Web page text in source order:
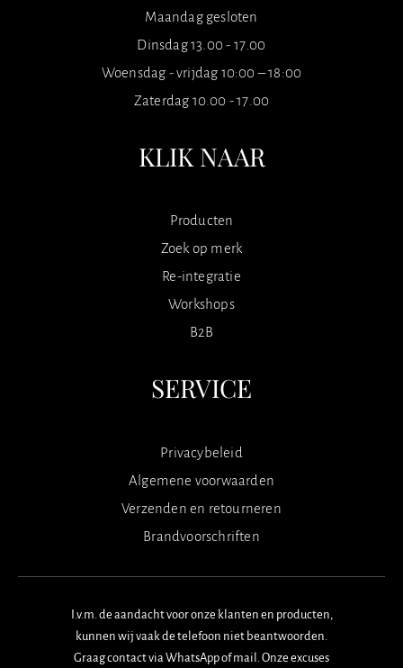
Maandag gesloten
Dinsdag 13.00 - 17.00
Woensdag - vrijdag 10:00 – 18:00
Zaterdag 10.00 - 17.00
KLIK NAAR
Producten
Zoek op merk
Re-integratie
Workshops
B2B
SERVICE
Privacybeleid
Algemene voorwaarden
Verzenden en retourneren
Brandvoorschriften
I.v.m. de aandacht voor onze klanten en producten,
kunnen wij vaak de telefoon niet beantwoorden.
Graag contact via WhatsApp of mail. Onze excuses